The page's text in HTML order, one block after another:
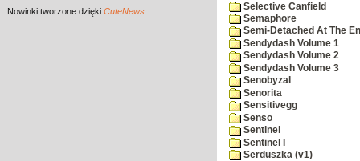
Nowinki tworzone dzięki CuteNews
Selective Canfield
Semaphore
Semi-Detached At The
Sendydash Volume 1
Sendydash Volume 2
Sendydash Volume 3
Senobyzal
Senorita
Sensitivegg
Senso
Sentinel
Sentinel I
Serduszka (v1)